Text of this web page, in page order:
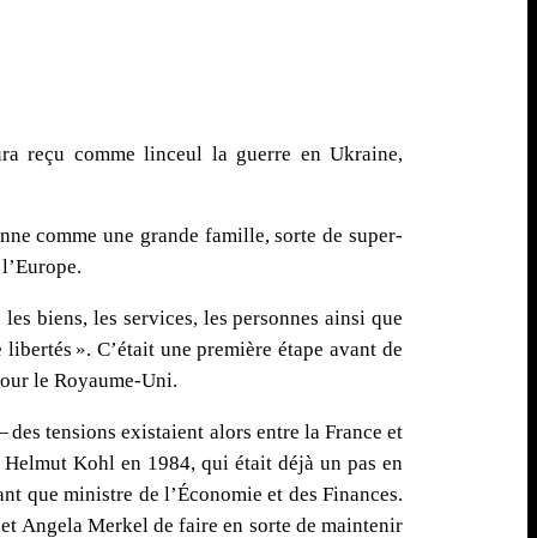
reçu comme linceul la guerre en Ukraine,
comme une grande famille, sorte de super-
biens, les services, les personnes ainsi que
». C’était une première étape avant de
le Royaume-Uni.
tensions existaient alors entre la France et
Kohl en 1984, qui était déjà un pas en
que ministre de l’Économie et des Finances.
Angela Merkel de faire en sorte de maintenir